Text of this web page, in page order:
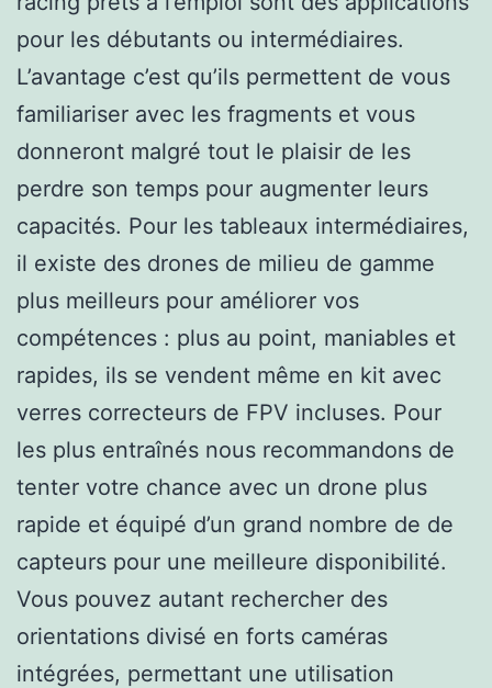
pour les débutants ou intermédiaires.
L’avantage c’est qu’ils permettent de vous
familiariser avec les fragments et vous
donneront malgré tout le plaisir de les
perdre son temps pour augmenter leurs
capacités. Pour les tableaux intermédiaires,
il existe des drones de milieu de gamme
plus meilleurs pour améliorer vos
compétences : plus au point, maniables et
rapides, ils se vendent même en kit avec
verres correcteurs de FPV incluses. Pour
les plus entraînés nous recommandons de
tenter votre chance avec un drone plus
rapide et équipé d’un grand nombre de de
capteurs pour une meilleure disponibilité.
Vous pouvez autant rechercher des
orientations divisé en forts caméras
intégrées, permettant une utilisation